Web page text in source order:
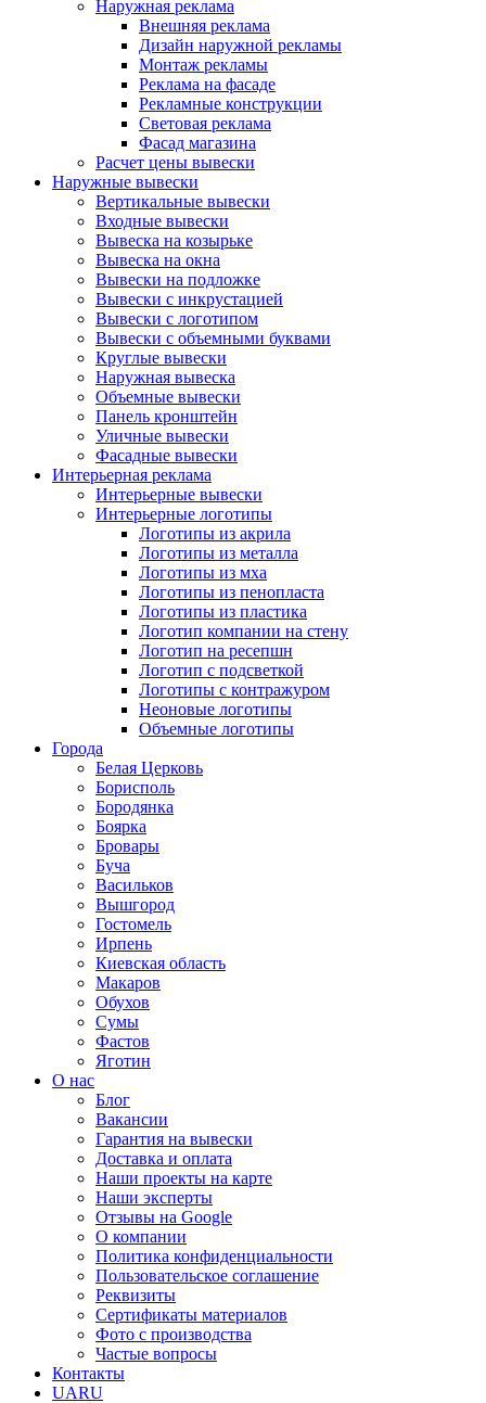
Наружная реклама
Внешняя реклама
Дизайн наружной рекламы
Монтаж рекламы
Реклама на фасаде
Рекламные конструкции
Световая реклама
Фасад магазина
Расчет цены вывески
Наружные вывески
Вертикальные вывески
Входные вывески
Вывеска на козырьке
Вывеска на окна
Вывески на подложке
Вывески с инкрустацией
Вывески с логотипом
Вывески с объемными буквами
Круглые вывески
Наружная вывеска
Объемные вывески
Панель кронштейн
Уличные вывески
Фасадные вывески
Интерьерная реклама
Интерьерные вывески
Интерьерные логотипы
Логотипы из акрила
Логотипы из металла
Логотипы из мха
Логотипы из пенопласта
Логотипы из пластика
Логотип компании на стену
Логотип на ресепшн
Логотип с подсветкой
Логотипы с контражуром
Неоновые логотипы
Объемные логотипы
Города
Белая Церковь
Борисполь
Бородянка
Боярка
Бровары
Буча
Васильков
Вышгород
Гостомель
Ирпень
Киевская область
Макаров
Обухов
Сумы
Фастов
Яготин
О нас
Блог
Вакансии
Гарантия на вывески
Доставка и оплата
Наши проекты на карте
Наши эксперты
Отзывы на Google
О компании
Политика конфиденциальности
Пользовательское соглашение
Реквизиты
Сертификаты материалов
Фото с производства
Частые вопросы
Контакты
UARU